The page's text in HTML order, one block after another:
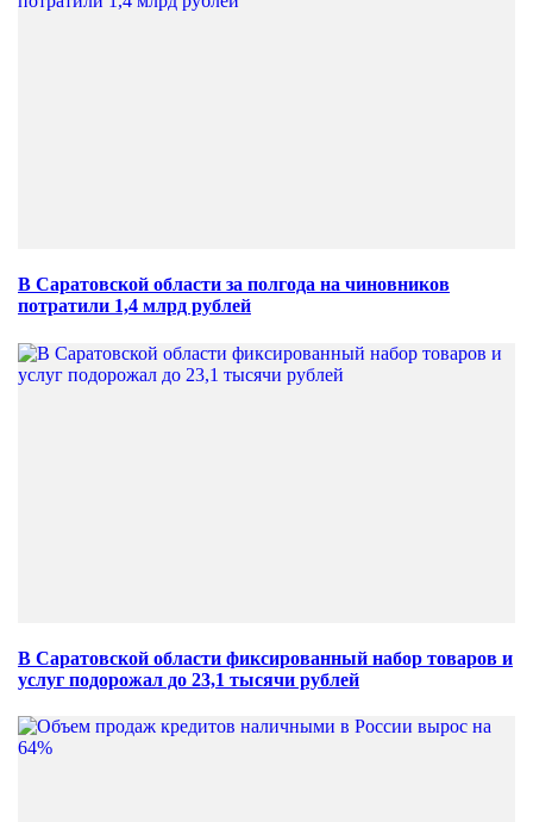
В Саратовской области за полгода на чиновников
потратили 1,4 млрд рублей
В Саратовской области фиксированный набор товаров и
услуг подорожал до 23,1 тысячи рублей